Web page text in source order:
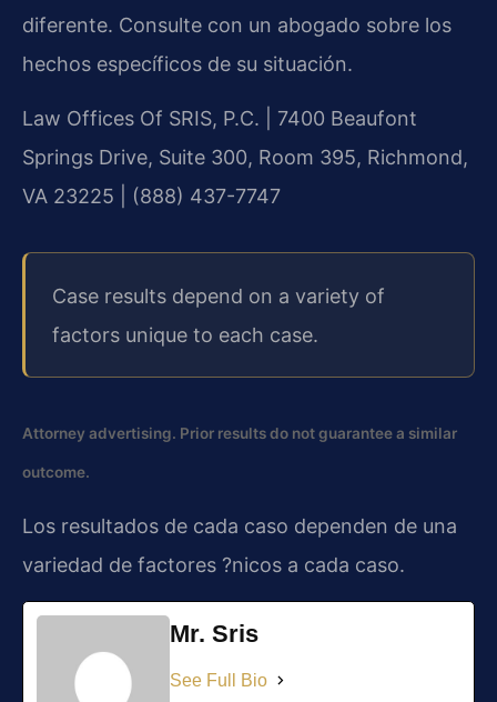
diferente. Consulte con un abogado sobre los
hechos específicos de su situación.
Law Offices Of SRIS, P.C. | 7400 Beaufont
Springs Drive, Suite 300, Room 395, Richmond,
VA 23225 | (888) 437-7747
Case results depend on a variety of
factors unique to each case.
Attorney advertising. Prior results do not guarantee a similar
outcome.
Los resultados de cada caso dependen de una
variedad de factores ?nicos a cada caso.
Mr. Sris
See Full Bio